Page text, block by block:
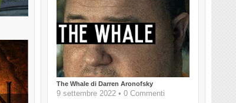
The Whale di Darren Aronofsky
9 settembre 2022 • 0 Commenti